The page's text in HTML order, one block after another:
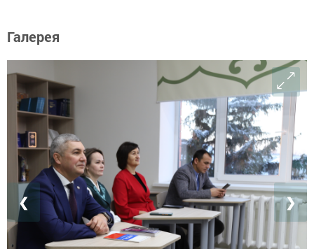
Галерея
❮ ❯